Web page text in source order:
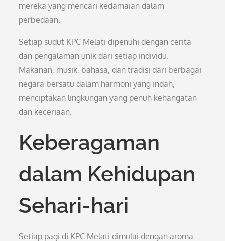
mereka yang mencari kedamaian dalam
perbedaan.
Setiap sudut KPC Melati dipenuhi dengan cerita
dan pengalaman unik dari setiap individu.
Makanan, musik, bahasa, dan tradisi dari berbagai
negara bersatu dalam harmoni yang indah,
menciptakan lingkungan yang penuh kehangatan
dan keceriaan.
Keberagaman
dalam Kehidupan
Sehari-hari
Setiap pagi di KPC Melati dimulai dengan aroma